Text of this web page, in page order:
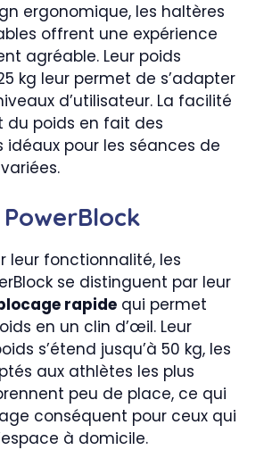
ergonomique, les haltères
offrent une expérience
agréable. Leur poids
kg leur permet de s’adapter
d’utilisateur. La facilité
du poids en fait des
pour les séances de
leur fonctionnalité, les
se distinguent par leur
rapide qui permet
en un clin d’œil. Leur
s’étend jusqu’à 50 kg, les
aux athlètes les plus
peu de place, ce qui
conséquent pour ceux qui
à domicile.